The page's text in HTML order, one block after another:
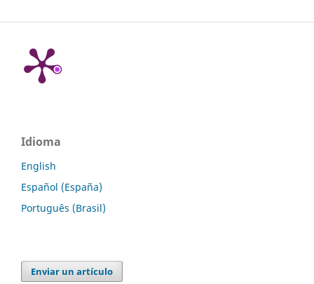
Idioma
English
Español (España)
Português (Brasil)
Enviar un artículo